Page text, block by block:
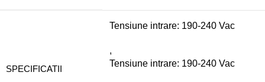
SPECIFICATII
Tensiune intrare: 190-240 Vac
,
Tensiune intrare: 190-240 Vac